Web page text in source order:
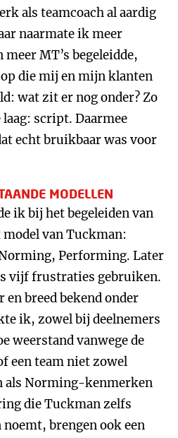
als teamcoach al aardig
naarmate ik meer
MT’s begeleidde,
die mij en mijn klanten
wat zit er nog onder? Zo
script. Daarmee
echt bruikbaar was voor
MODELLEN
ik bij het begeleiden van
van Tuckman:
Performing. Later
vijf frustraties gebruiken.
breed bekend onder
ik, zowel bij deelnemers
weerstand vanwege de
een team niet zowel
Norming-kenmerken
die Tuckman zelfs
brengen ook een